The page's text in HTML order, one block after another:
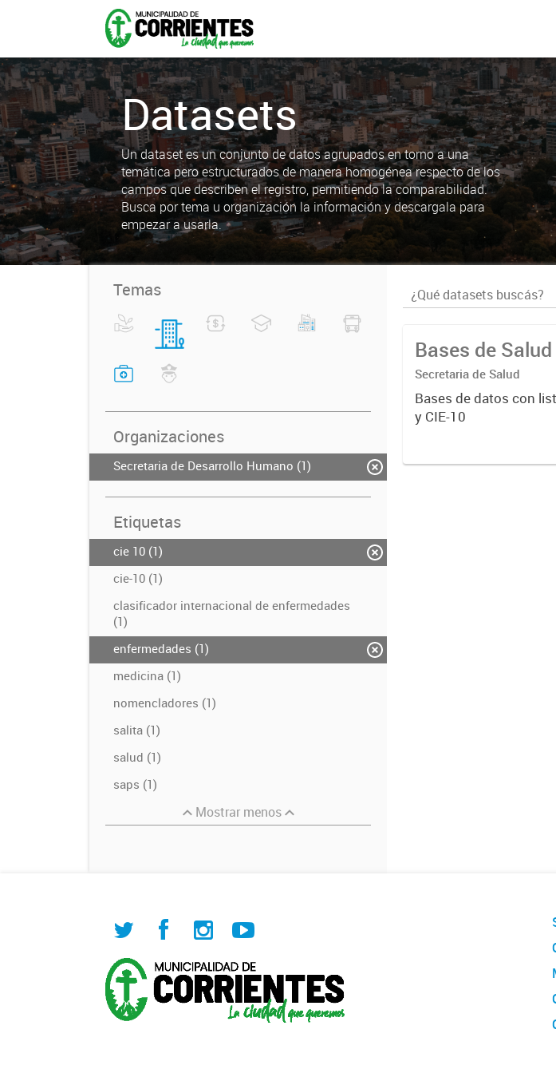
Datasets
Un dataset es un conjunto de datos agrupados en torno a una
temática pero estructurados de manera homogénea respecto de los
campos que describen el registro, permitiendo la comparabilidad.
Busca por tema u organización la información y descargala para
empezar a usarla.
Temas
Organizaciones
Secretaria de Desarrollo Humano (1)
Etiquetas
cie 10 (1)
cie-10 (1)
clasificador internacional de enfermedades
(1)
enfermedades (1)
medicina (1)
nomencladores (1)
salita (1)
salud (1)
saps (1)
Mostrar menos
Bases de Salud
Secretaria de Salud
Bases de datos con
y CIE-10